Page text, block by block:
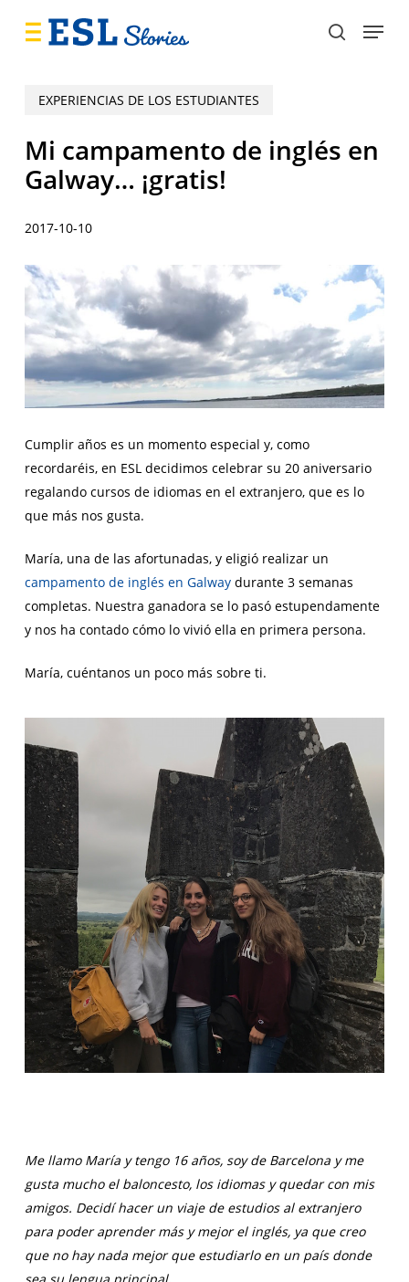
search
Menu
EXPERIENCIAS DE LOS ESTUDIANTES
Mi campamento de inglés en
Galway… ¡gratis!
2017-10-10
Cumplir años es un momento especial y, como
recordaréis, en ESL decidimos celebrar su 20 aniversario
regalando cursos de idiomas en el extranjero, que es lo
que más nos gusta.
María, una de las afortunadas, y eligió realizar un
campamento de inglés en Galwaydurante 3 semanas
completas. Nuestra ganadora se lo pasó estupendamente
y nos ha contado cómo lo vivió ella en primera persona.
María, cuéntanos un poco más sobre ti.
Me llamo María y tengo 16 años, soy de Barcelona y me
gusta mucho el baloncesto, los idiomas y quedar con mis
amigos. Decidí hacer un viaje de estudios al extranjero
para poder aprender más y mejor el inglés, ya que creo
que no hay nada mejor que estudiarlo en un país donde
sea su lengua principal.